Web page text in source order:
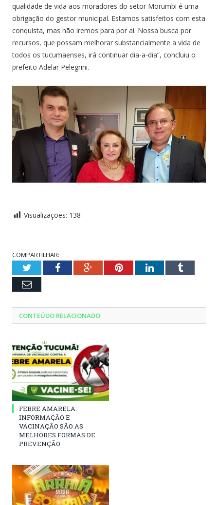
qualidade de vida aos moradores do setor Morumbi é uma
obrigação do gestor municipal. Estamos satisfeitos com esta
conquista, mas não iremos para por aí. Nossa busca por
recursos, que possam melhorar substancialmente a vida de
todos os tucumaenses, irá continuar dia-a-dia”, concluiu o
prefeito Adelar Pelegrini.
Visualizações: 138
COMPARTILHAR:
TwitterFacebookGoogle+PinterestLinkedInTumblr
Email
CONTEÚDO RELACIONADO
FEBRE AMARELA:
INFORMAÇÃO E
VACINAÇÃO SÃO AS
MELHORES FORMAS DE
PREVENÇÃO